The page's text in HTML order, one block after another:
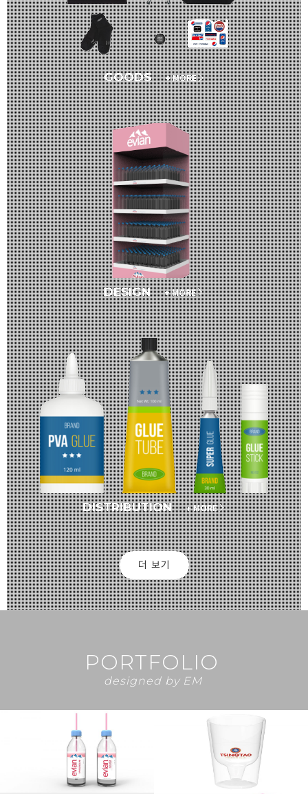
GOODS + MORE
DESIGN + MORE
DISTRIBUTION + MORE
더 보기
PORTFOLIO
designed by EM